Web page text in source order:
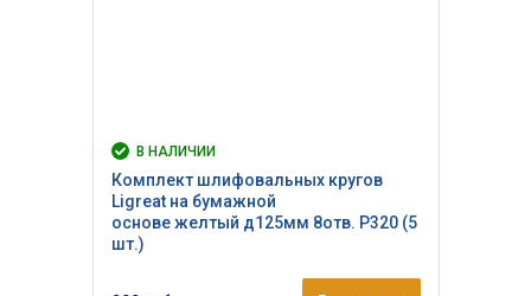
В НАЛИЧИИ
Комплект шлифовальных кругов
Ligreat на бумажной
основе желтый д125мм 8отв. Р320 (5
шт.)